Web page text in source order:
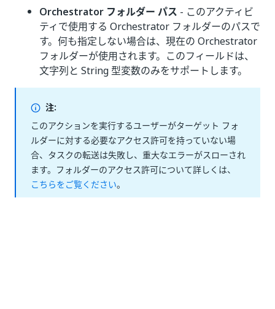
Orchestrator フォルダー パス - このアクティビ
ティで使用する Orchestrator フォルダーのパスで
す。何も指定しない場合は、現在の Orchestrator
フォルダーが使用されます。このフィールドは、
文字列と String 型変数のみをサポートします。
注:
このアクションを実行するユーザーがターゲット フォ
ルダーに対する必要なアクセス許可を持っていない場
合、タスクの転送は失敗し、重大なエラーがスローされ
ます。フォルダーのアクセス許可について詳しくは、
こちらをご覧ください。